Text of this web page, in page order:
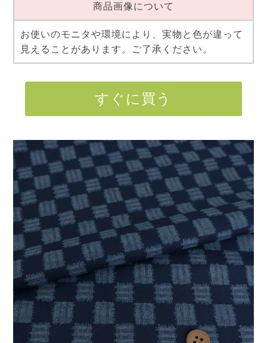
商品画像について
お使いのモニタや環境により、実物と色が違って
見えることがあります。ご了承ください。
すぐに買う